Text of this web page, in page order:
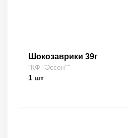
Шокозаврики 39г
"КФ "Эссен""
1 шт